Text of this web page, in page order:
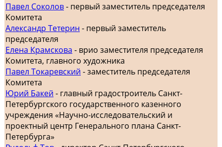
Павел Соколов- первый заместитель председателя
Комитета
Александр Тетерин - первый заместитель
председателя
Елена Крамскова - врио заместителя председателя
Комитета, главного художника
Павел Токаревский - заместитель председателя
Комитета
Юрий Бакей - главный градостроитель Санкт-
Петербургского государственного казенного
учреждения «Научно-исследовательский и
проектный центр Генерального плана Санкт-
Петербурга»